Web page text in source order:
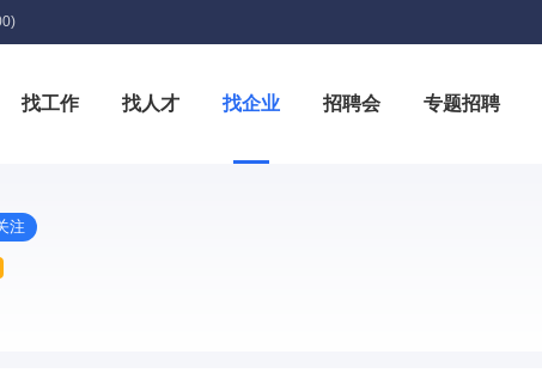
找工作 找人才 找企业 招聘会 专题招聘
注